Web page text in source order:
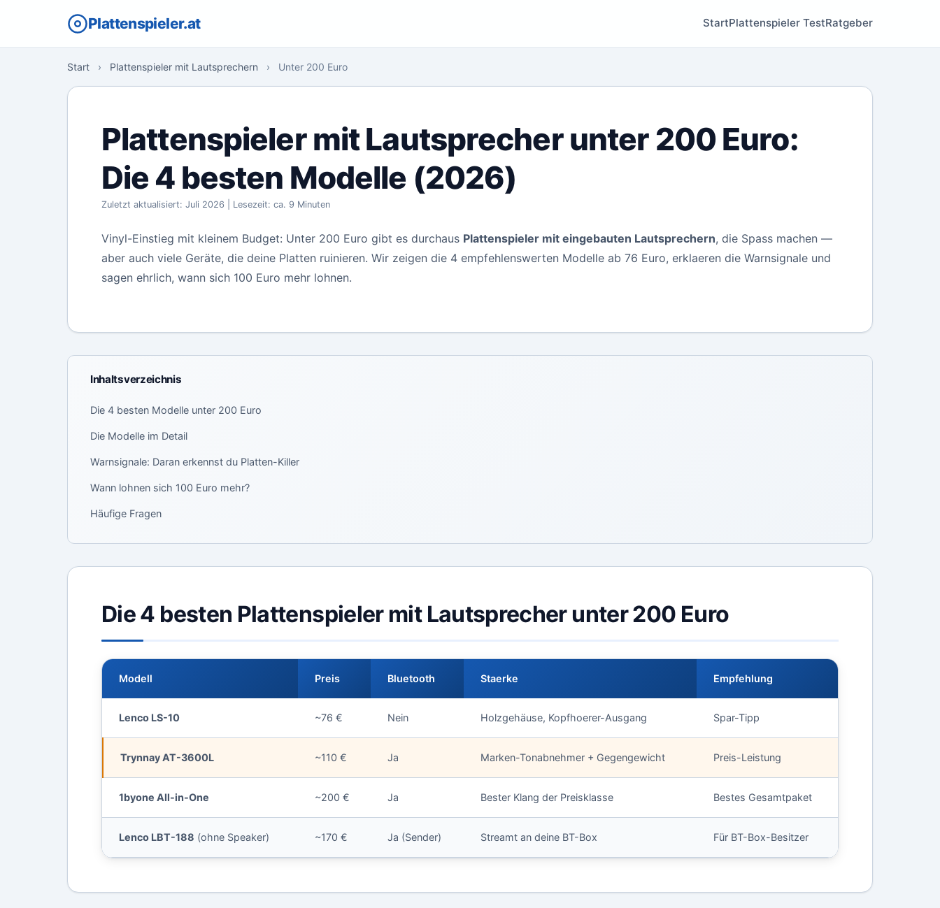
Plattenspieler.at StartPlattenspieler TestRatgeber
Start › Plattenspieler mit Lautsprechern › Unter 200 Euro
Plattenspieler mit Lautsprecher unter 200 Euro:
Die 4 besten Modelle (2026)
Zuletzt aktualisiert: Juli 2026 | Lesezeit: ca. 9 Minuten
Vinyl-Einstieg mit kleinem Budget: Unter 200 Euro gibt es durchaus Plattenspieler mit eingebauten Lautsprechern, die Spass machen —
aber auch viele Geräte, die deine Platten ruinieren. Wir zeigen die 4 empfehlenswerten Modelle ab 76 Euro, erklaeren die Warnsignale und
sagen ehrlich, wann sich 100 Euro mehr lohnen.
Inhaltsverzeichnis
Die 4 besten Modelle unter 200 Euro
Die Modelle im Detail
Warnsignale: Daran erkennst du Platten-Killer
Wann lohnen sich 100 Euro mehr?
Häufige Fragen
Die 4 besten Plattenspieler mit Lautsprecher unter 200 Euro
Modell Preis Bluetooth Staerke Empfehlung
Lenco LS-10 ~76 € Nein Holzgehäuse, Kopfhoerer-Ausgang Spar-Tipp
Trynnay AT-3600L ~110 € Ja Marken-Tonabnehmer + Gegengewicht Preis-Leistung
1byone All-in-One ~200 € Ja Bester Klang der Preisklasse Bestes Gesamtpaket
Lenco LBT-188 (ohne Speaker) ~170 € Ja (Sender) Streamt an deine BT-Box Für BT-Box-Besitzer